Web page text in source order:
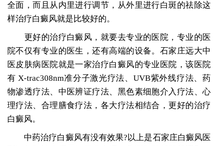
全面，而且从内里进行调节，从外里进行白斑的祛除这
样治疗白癜风就是比较好的。
更好的治疗白癜风，就要去专业的医院，专业的医
院不仅有专业的医生，还有高端的设备。石家庄远大中
医皮肤病医院就是一家治疗白癜风的专业医院，该医院
有 X-trac308nm准分子激光疗法、UVB紫外线疗法、药
物渗透疗法、中医辨证疗法、黑色素细胞介入疗法、心
理疗法、合理膳食疗法，各大疗法相结合，更好的治疗
白癜风。
中药治疗白癜风有没有效果?以上是石家庄白癜风医